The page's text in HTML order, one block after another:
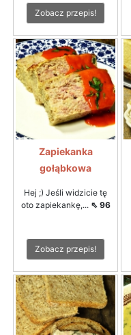
Zobacz przepis!
Zapiekanka
gołąbkowa
Hej ;) Jeśli widzicie tę
oto zapiekankę,... ⇖ 96
Zobacz przepis!